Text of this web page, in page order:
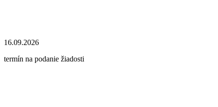
16.09.2026
termín na podanie žiadosti